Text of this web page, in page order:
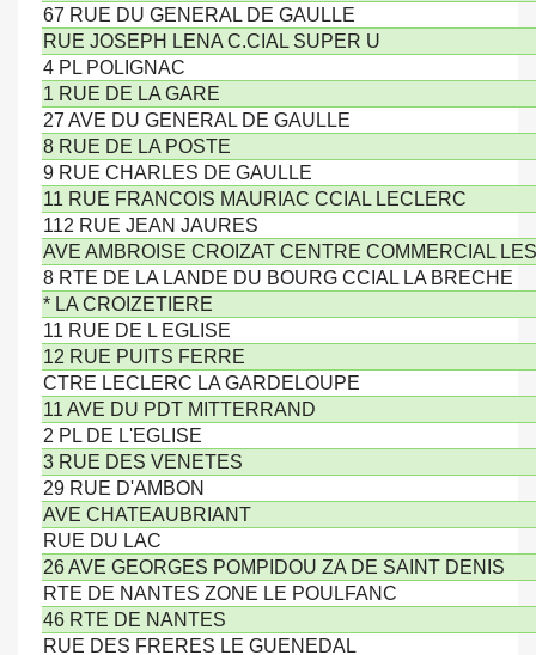
67 RUE DU GENERAL DE GAULLE
RUE JOSEPH LENA C.CIAL SUPER U
4 PL POLIGNAC
1 RUE DE LA GARE
27 AVE DU GENERAL DE GAULLE
8 RUE DE LA POSTE
9 RUE CHARLES DE GAULLE
11 RUE FRANCOIS MAURIAC CCIAL LECLERC
112 RUE JEAN JAURES
AVE AMBROISE CROIZAT CENTRE COMMERCIAL
8 RTE DE LA LANDE DU BOURG CCIAL LA BRECHE
* LA CROIZETIERE
11 RUE DE L EGLISE
12 RUE PUITS FERRE
CTRE LECLERC LA GARDELOUPE
11 AVE DU PDT MITTERRAND
2 PL DE L'EGLISE
3 RUE DES VENETES
29 RUE D'AMBON
AVE CHATEAUBRIANT
RUE DU LAC
26 AVE GEORGES POMPIDOU ZA DE SAINT DENIS
RTE DE NANTES ZONE LE POULFANC
46 RTE DE NANTES
RUE DES FRERES LE GUENEDAL